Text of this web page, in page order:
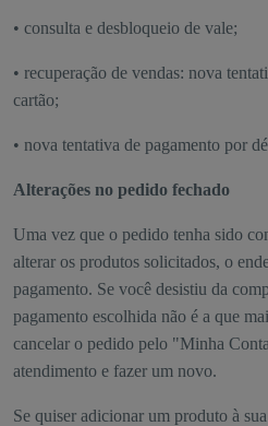
• consulta e desbloqueio de vale;
• recuperação de vendas: nova
cartão;
• nova tentativa de pagamento por
Alterações no pedido fechado
Uma vez que o pedido tenha sido
alterar os produtos solicitados, o
pagamento. Se você desistiu da
pagamento escolhida não é a que
cancelar o pedido pelo "Minha
atendimento e fazer um novo.
Se quiser adicionar um produto à